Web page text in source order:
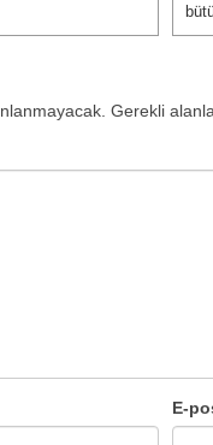
Gerekli
E-